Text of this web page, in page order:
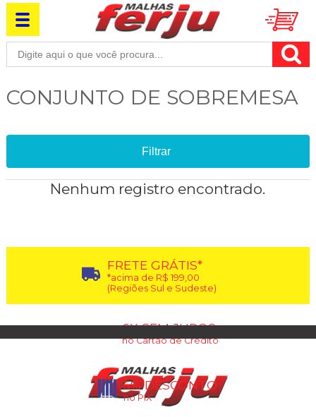
CONJUNTO DE SOBREMESA
Filtrar
Nenhum registro encontrado.
FRETE GRÁTIS*
*acima de R$ 199,00
(Regiões Sul e Sudeste)
6X SEM JUROS
no Cartão de Crédito
5% DESCONTO
no PIX